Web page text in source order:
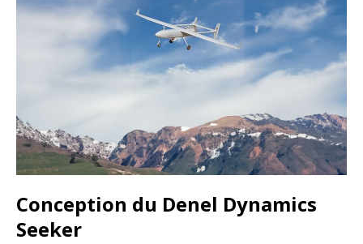
Conception du Denel Dynamics
Seeker